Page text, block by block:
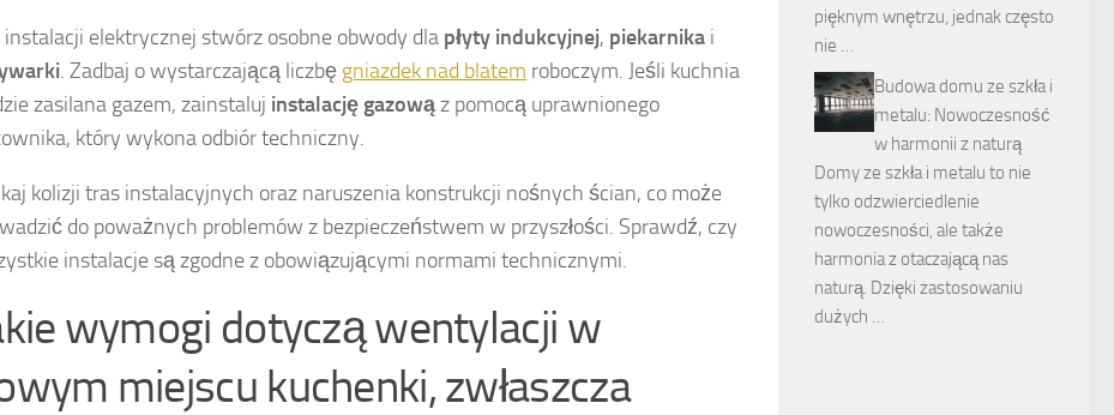
instalacji elektrycznej stwórz osobne obwody dla płyty indukcyjnej, piekarnika i
. Zadbaj o wystarczającą liczbę gniazdek nad blatem roboczym. Jeśli kuchnia
zasilana gazem, zainstaluj instalację gazowąz pomocą uprawnionego
który wykona odbiór techniczny.
kolizji tras instalacyjnych oraz naruszenia konstrukcji nośnych ścian, co może
do poważnych problemów z bezpieczeństwem w przyszłości. Sprawdź, czy
instalacje są zgodne z obowiązującymi normami technicznymi.
wymogi dotyczą wentylacji w
miejscu kuchenki, zwłaszcza
pięknym wnętrzu, jednak często
nie …
Budowa domu ze szkła i
metalu: Nowoczesność
w harmonii z naturą
Domy ze szkła i metalu to nie
tylko odzwierciedlenie
nowoczesności, ale także
harmonia z otaczającą nas
naturą. Dzięki zastosowaniu
dużych …